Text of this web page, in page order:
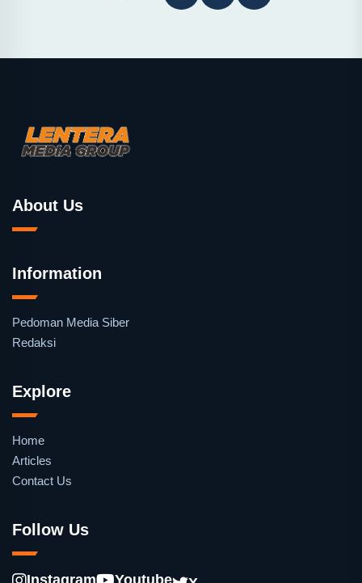
About Us
Information
Pedoman Media Siber
Redaksi
Explore
Home
Articles
Contact Us
Follow Us
Instagram Youtube